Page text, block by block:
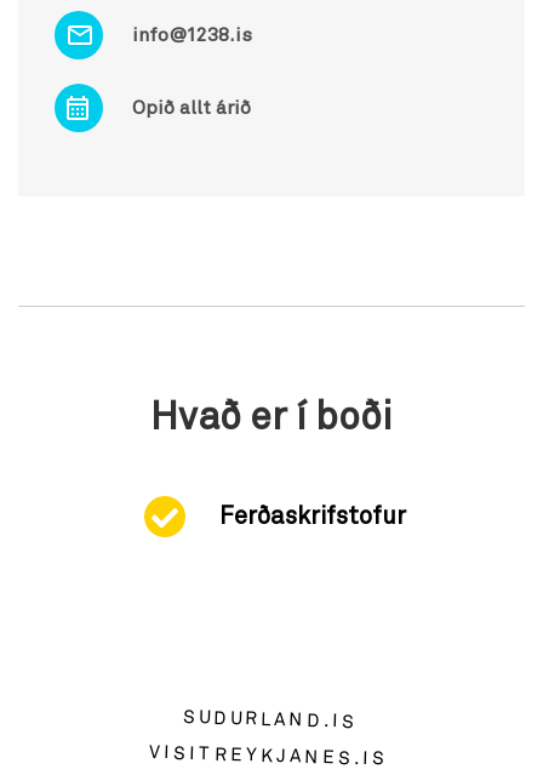
info@1238.is
Opið allt árið
Hvað er í boði
Ferðaskrifstofur
SUDURLAND.IS
VISITREYKJANES.IS